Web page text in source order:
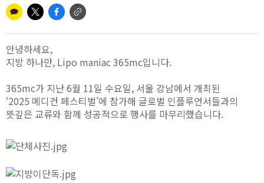
안녕하세요,
지방 하나만, Lipo maniac 365mc입니다.
365mc가 지난 6월 11일 수요일, 서울 강남에서 개최된
‘2025 메디컨 페스티벌’에 참가해 글로벌 인플루언서들과의
뜻깊은 교류와 함께 성공적으로 행사를 마무리했습니다.